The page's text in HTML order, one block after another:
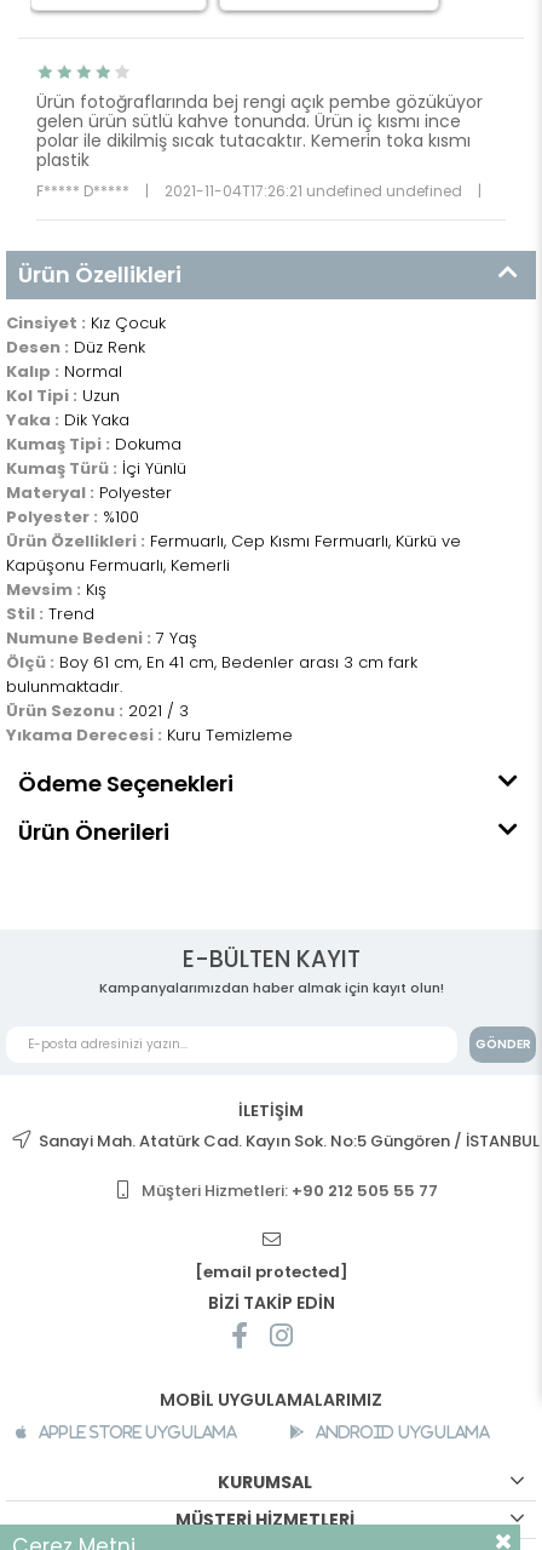
Ürün fotoğraflarında bej rengi açık pembe gözüküyor
gelen ürün sütlü kahve tonunda. Ürün iç kısmı ince
polar ile dikilmiş sıcak tutacaktır. Kemerin toka kısmı
plastik
F***** D***** | 2021-11-04T17:26:21 undefined undefined |
Ürün Özellikleri
Cinsiyet : Kız Çocuk
Desen : Düz Renk
Kalıp : Normal
Kol Tipi : Uzun
Yaka : Dik Yaka
Kumaş Tipi : Dokuma
Kumaş Türü : İçi Yünlü
Materyal : Polyester
Polyester : %100
Ürün Özellikleri : Fermuarlı, Cep Kısmı Fermuarlı, Kürkü ve
Kapüşonu Fermuarlı, Kemerli
Mevsim : Kış
Stil : Trend
Numune Bedeni : 7 Yaş
Ölçü : Boy 61 cm, En 41 cm, Bedenler arası 3 cm fark
bulunmaktadır.
Ürün Sezonu : 2021 / 3
Yıkama Derecesi : Kuru Temizleme
Ödeme Seçenekleri
Ürün Önerileri
E-BÜLTEN KAYIT
Kampanyalarımızdan haber almak için kayıt olun!
GÖNDER
İLETİŞİM
Sanayi Mah. Atatürk Cad. Kayın Sok. No:5 Güngören / İSTANBUL
Müşteri Hizmetleri: +90 212 505 55 77
[email protected]
BİZİ TAKİP EDİN
MOBİL UYGULAMALARIMIZ
Apple Store Uygulama Android Uygulama
KURUMSAL
MÜŞTERİ HİZMETLERİ